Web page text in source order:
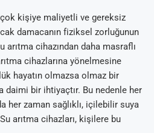
kişiye maliyetli ve gereksiz
damacanın fiziksel zorluğunun
arıtma cihazından daha masraflı
cihazlarına yönelmesine
hayatın olmazsa olmaz bir
daimi bir ihtiyaçtır. Bu nedenle her
her zaman sağlıklı, içilebilir suya
arıtma cihazları, kişilere bu